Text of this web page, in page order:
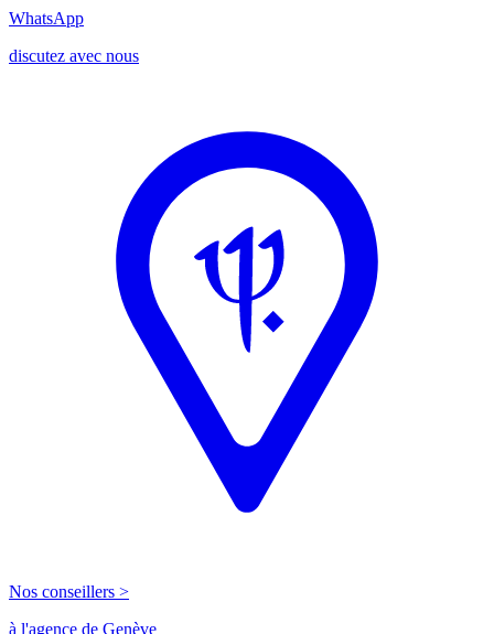
WhatsApp
discutez avec nous
Nos conseillers >
à l'agence de Genève